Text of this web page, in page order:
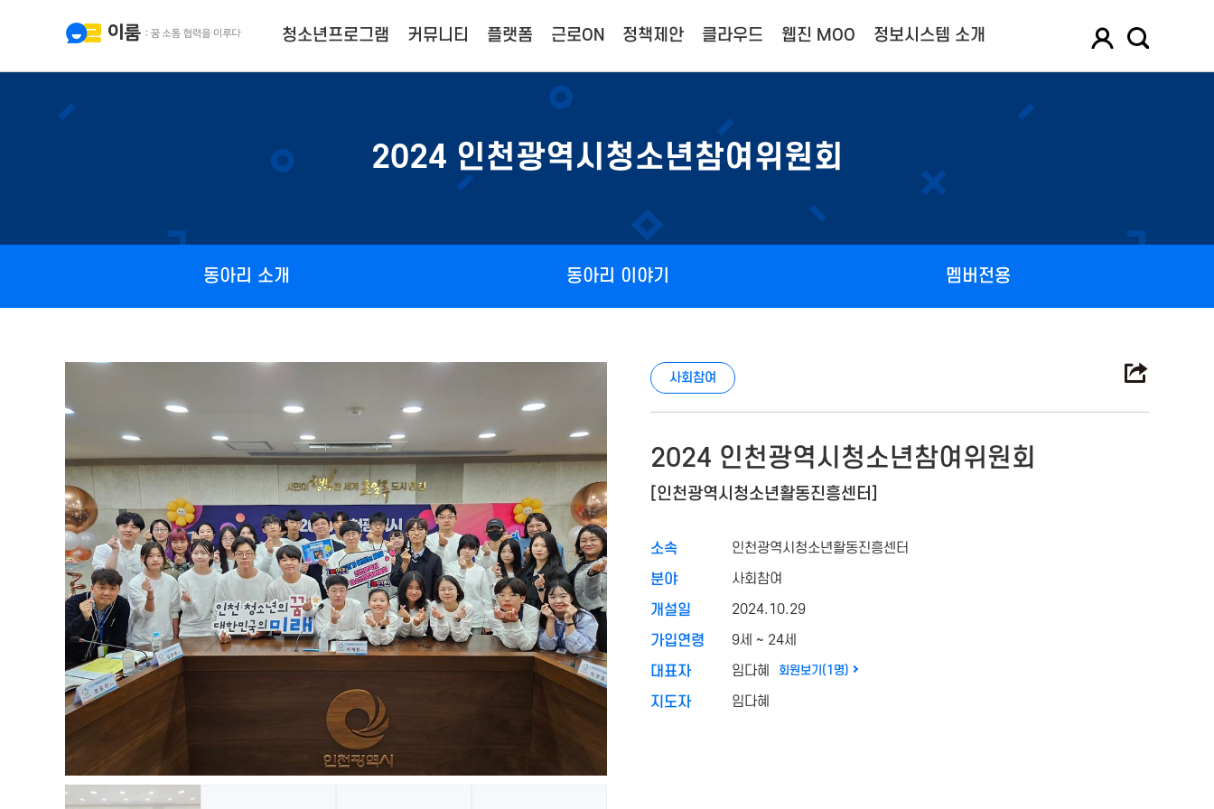
청소년프로그램 커뮤니티 플랫폼 근로ON 정책제안 클라우드 웹진 MOO 정보시스템 소개
2024 인천광역시청소년참여위원회
동아리 소개 동아리 이야기 멤버전용
사회참여
2024 인천광역시청소년참여위원회
[인천광역시청소년활동진흥센터]
소속
인천광역시청소년활동진흥센터
분야
사회참여
개설일
2024.10.29
가입연령
9세 ~ 24세
대표자
임다혜 회원보기(1명)
지도자 임다혜